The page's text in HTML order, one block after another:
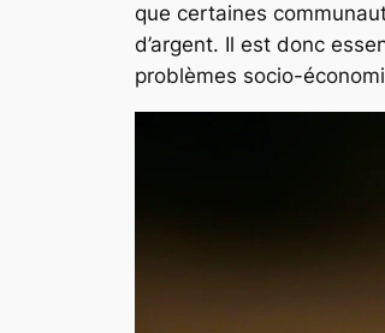
que certaines
d’argent. Il est donc
problèmes socio-